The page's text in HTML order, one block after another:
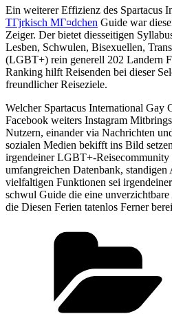
Ein weiterer Effizienz des Spartacus
TГјrkisch MГ¤dchen Guide war
Zeiger. Der bietet diesseitigen
Lesben, Schwulen, Bisexuellen,
(LGBT+) rein generell 202 Landern
Ranking hilft Reisenden bei dieser
freundlicher Reiseziele.
Welcher Spartacus International Gay
Facebook weiters Instagram
Nutzern, einander via Nachrichten
sozialen Medien bekifft ins Bild
irgendeiner LGBT+-Reisecommunity
umfangreichen Datenbank,
vielfaltigen Funktionen sei
schwul Guide die eine
die Diesen Ferien tatenlos Ferner